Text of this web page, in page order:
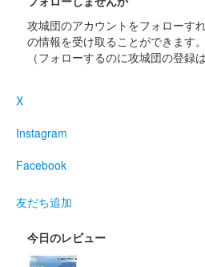
沼田城址 御城印
販売終了
沼田城址 御城印
販売終了
沼田城跡 御城印
攻城団のアカウントをフォローす
の情報を受け取ることができます。
（フォローするのに攻城団の登録
X
Instagram
Facebook
友だち追加
今日のレビュー